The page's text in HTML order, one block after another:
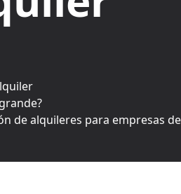
de alquileres para empresas